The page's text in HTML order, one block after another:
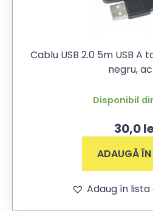
Cablu USB 2.0 5m USB A
negru,
Disponibil
30,0
ADAUGĂ
Adaug în